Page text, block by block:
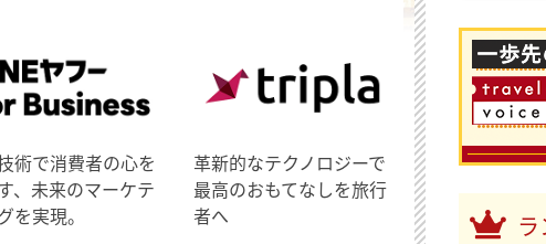
術で消費者の心を
、未来のマーケテ
を実現。
革新的なテクノロジーで
最高のおもてなしを旅行
者へ
ラ